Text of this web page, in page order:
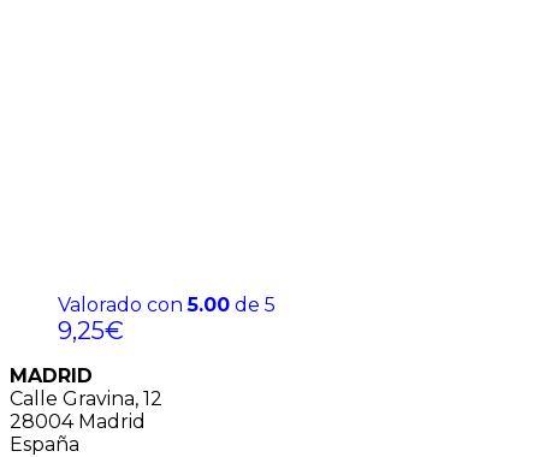
Valorado con5.00 de 5
9,25€
MADRID
Calle Gravina, 12
28004 Madrid
España